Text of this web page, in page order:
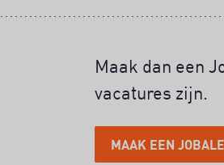
Maak dan een
vacatures zijn.
MAAK EEN